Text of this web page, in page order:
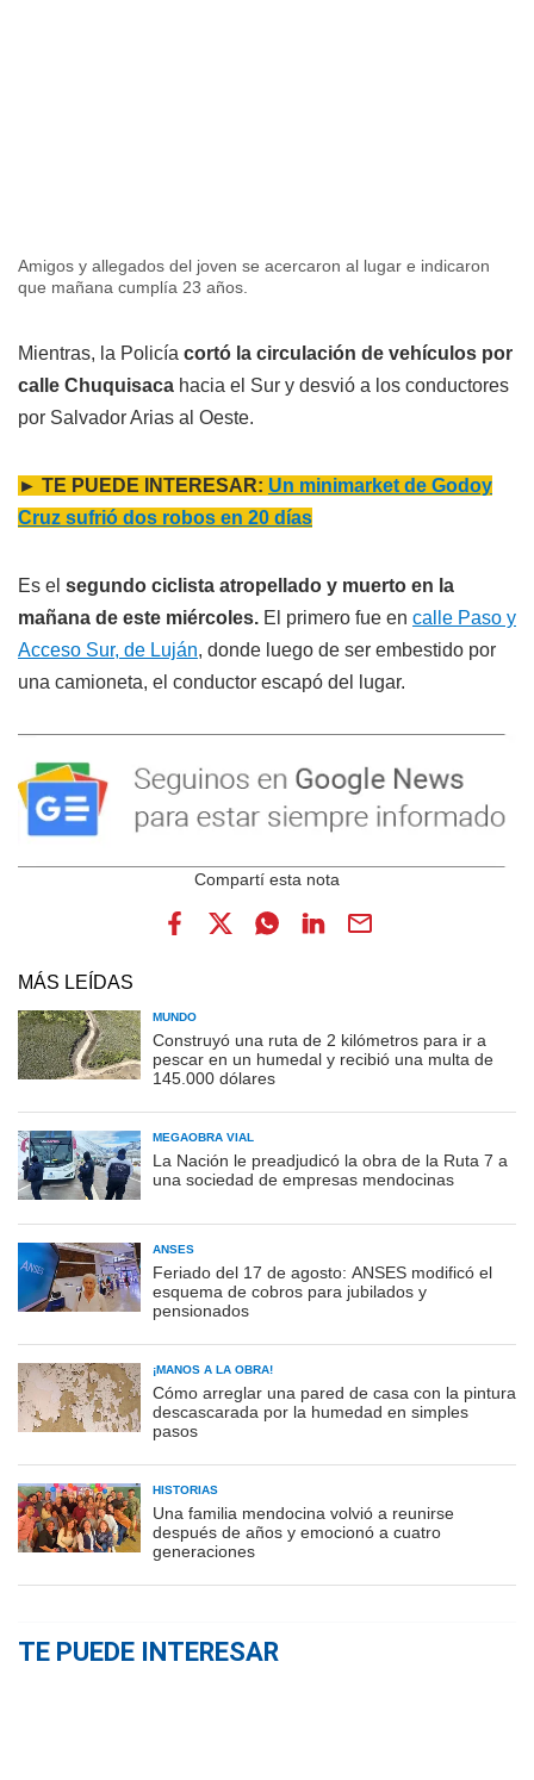
Amigos y allegados del joven se acercaron al lugar e indicaron
que mañana cumplía 23 años.
Mientras, la Policía cortó la circulación de vehículos por
calle Chuquisaca hacia el Sur y desvió a los conductores
por Salvador Arias al Oeste.
► TE PUEDE INTERESAR: Un minimarket de Godoy
Cruz sufrió dos robos en 20 días
Es el segundo ciclista atropellado y muerto en la
mañana de este miércoles. El primero fue en calle Paso y
Acceso Sur, de Luján, donde luego de ser embestido por
una camioneta, el conductor escapó del lugar.
MÁS LEÍDAS
MUNDO
Construyó una ruta de 2 kilómetros para ir a
pescar en un humedal y recibió una multa de
145.000 dólares
MEGAOBRA VIAL
La Nación le preadjudicó la obra de la Ruta 7 a
una sociedad de empresas mendocinas
ANSES
Feriado del 17 de agosto: ANSES modificó el
esquema de cobros para jubilados y
pensionados
¡MANOS A LA OBRA!
Cómo arreglar una pared de casa con la pintura
descascarada por la humedad en simples
pasos
HISTORIAS
Una familia mendocina volvió a reunirse
después de años y emocionó a cuatro
generaciones
TE PUEDE INTERESAR